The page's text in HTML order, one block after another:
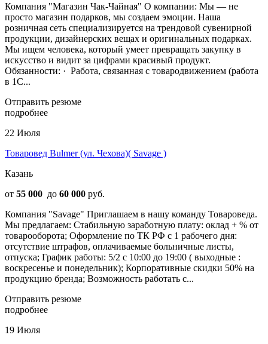
Компания "Магазин Чак-Чайная" О компании: Мы — не
просто магазин подарков, мы создаем эмоции. Наша
розничная сеть специализируется на трендовой сувенирной
продукции, дизайнерских вещах и оригинальных подарках.
Мы ищем человека, который умеет превращать закупку в
искусство и видит за цифрами красивый продукт.
Обязанности: · ​​​​​​​ Работа, связанная с товародвижением (работа
в 1С...
Отправить резюме
подробнее
22 Июля
Товаровед Bulmer (ул. Чехова)( Savage )
Казань
от 55 000 до 60 000 руб.
Компания "Savage" Приглашаем в нашу команду Товароведа.
Мы предлагаем: Стaбильную заработную плату: оклад + % от
товарооборота; Оформление по ТК РФ с 1 рабочего дня:
отсутствие штрафов, оплачиваемые больничные листы,
отпуска; График работы: 5/2 с 10:00 до 19:00 ( выходные :
воскресенье и понедельник); Корпоративные скидки 50% на
продукцию бренда; Возможность работать с...
Отправить резюме
подробнее
19 Июля